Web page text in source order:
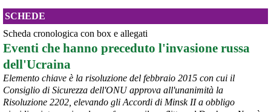
@peacelink - 9/8/2026 17:43
Il segretario dell'ONU Guterres ha condannato gli attacchi russi
contro Kiev come "una violazione del diritto internazionale
umanitario", definendo il 4 agosto la "giornata più letale" per i civili
ucraini dall'inizio dell'anno, con 17 morti e oltre 44 feriti in un solo
attacco .
Nei primi 6 mesi del 2026, l'ONU ha confermato quasi 1.400 civili
ucraini uccisi e quasi 8.000 feriti a causa degli attacchi russi , un
SCHEDE
Scheda cronologica con box e allegati
Eventi che hanno preceduto l'invasione russa
dell'Ucraina
Elemento chiave è la risoluzione del febbraio 2015 con cui il
Consiglio di Sicurezza dell'ONU approva all'unanimità la
Risoluzione 2202, elevando gli Accordi di Minsk II a obbligo